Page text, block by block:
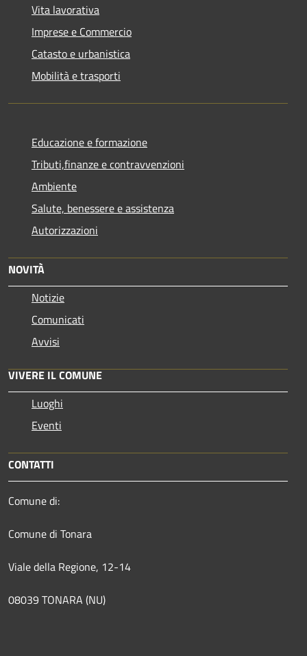
Vita lavorativa
Imprese e Commercio
Catasto e urbanistica
Mobilità e trasporti
Educazione e formazione
Tributi,finanze e contravvenzioni
Ambiente
Salute, benessere e assistenza
Autorizzazioni
NOVITÀ
Notizie
Comunicati
Avvisi
VIVERE IL COMUNE
Luoghi
Eventi
CONTATTI
Comune di:
Comune di Tonara
Viale della Regione, 12-14
08039 TONARA (NU)